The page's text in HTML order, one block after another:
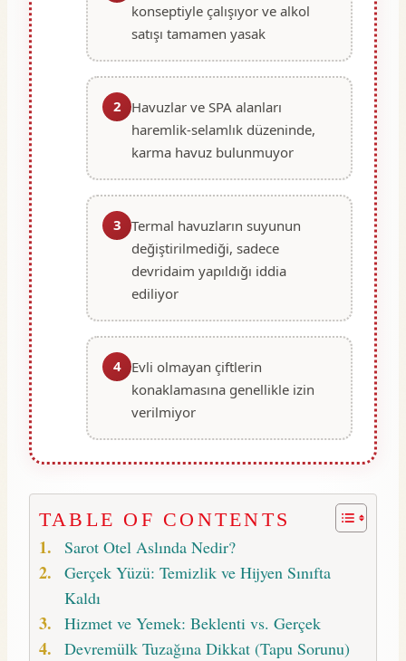
konseptiyle çalışıyor ve alkol
satışı tamamen yasak
2
Havuzlar ve SPA alanları
haremlik-selamlık düzeninde,
karma havuz bulunmuyor
3 Termal havuzların suyunun
değiştirilmediği, sadece
devridaim yapıldığı iddia
ediliyor
4
Evli olmayan çiftlerin
konaklamasına genellikle izin
verilmiyor
TABLE OF CONTENTS
Sarot Otel Aslında Nedir?
Gerçek Yüzü: Temizlik ve Hijyen Sınıfta
Kaldı
Hizmet ve Yemek: Beklenti vs. Gerçek
Devremülk Tuzağına Dikkat (Tapu Sorunu)